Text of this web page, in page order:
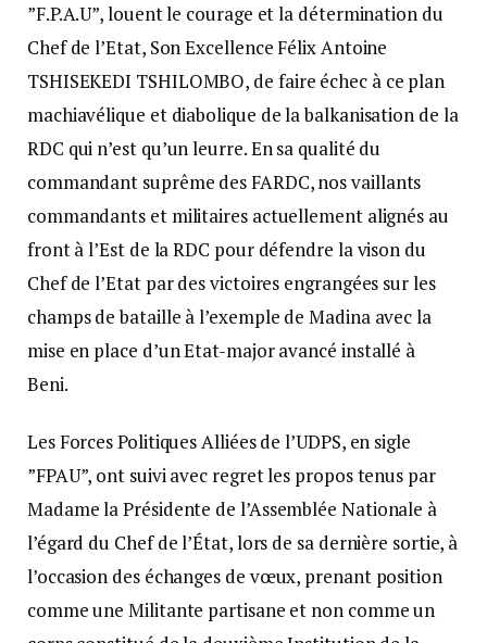
”F.P.A.U”, louent le courage et la détermination du
Chef de l’Etat, Son Excellence Félix Antoine
TSHISEKEDI TSHILOMBO, de faire échec à ce plan
machiavélique et diabolique de la balkanisation de la
RDC qui n’est qu’un leurre. En sa qualité du
commandant suprême des FARDC, nos vaillants
commandants et militaires actuellement alignés au
front à l’Est de la RDC pour défendre la vison du
Chef de l’Etat par des victoires engrangées sur les
champs de bataille à l’exemple de Madina avec la
mise en place d’un Etat-major avancé installé à
Beni.
Les Forces Politiques Alliées de l’UDPS, en sigle
”FPAU”, ont suivi avec regret les propos tenus par
Madame la Présidente de l’Assemblée Nationale à
l’égard du Chef de l’État, lors de sa dernière sortie, à
l’occasion des échanges de vœux, prenant position
comme une Militante partisane et non comme un